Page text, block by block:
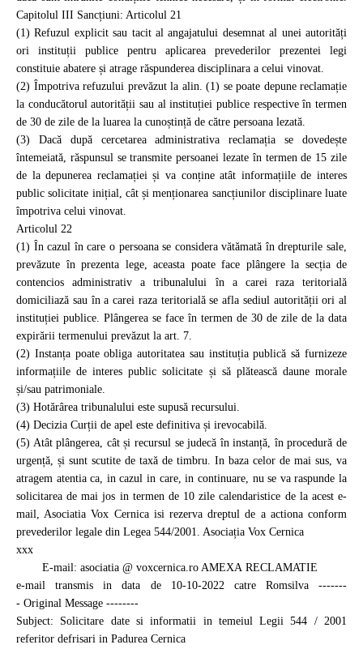
Capitolul III Sancțiuni: Articolul 21
(1) Refuzul explicit sau tacit al angajatului desemnat al unei autorități
ori instituții publice pentru aplicarea prevederilor prezentei legi
constituie abatere și atrage răspunderea disciplinara a celui vinovat.
(2) Împotriva refuzului prevăzut la alin. (1) se poate depune reclamație
la conducătorul autorității sau al instituției publice respective în termen
de 30 de zile de la luarea la cunoștință de către persoana lezată.
(3) Dacă după cercetarea administrativa reclamația se dovedește
întemeiată, răspunsul se transmite persoanei lezate în termen de 15 zile
de la depunerea reclamației și va conține atât informațiile de interes
public solicitate inițial, cât și menționarea sancțiunilor disciplinare luate
împotriva celui vinovat.
Articolul 22
(1) În cazul în care o persoana se considera vătămată în drepturile sale,
prevăzute în prezenta lege, aceasta poate face plângere la secția de
contencios administrativ a tribunalului în a carei raza teritorială
domiciliază sau în a carei raza teritorială se afla sediul autorității ori al
instituției publice. Plângerea se face în termen de 30 de zile de la data
expirării termenului prevăzut la art. 7.
(2) Instanța poate obliga autoritatea sau instituția publică să furnizeze
informațiile de interes public solicitate și să plătească daune morale
și/sau patrimoniale.
(3) Hotărârea tribunalului este supusă recursului.
(4) Decizia Curții de apel este definitiva și irevocabilă.
(5) Atât plângerea, cât și recursul se judecă în instanță, în procedură de
urgență, și sunt scutite de taxă de timbru. In baza celor de mai sus, va
atragem atentia ca, in cazul in care, in continuare, nu se va raspunde la
solicitarea de mai jos in termen de 10 zile calendaristice de la acest e-
mail, Asociatia Vox Cernica isi rezerva dreptul de a actiona conform
prevederilor legale din Legea 544/2001. Asociația Vox Cernica
xxx
E-mail: asociatia @ voxcernica.ro AMEXA RECLAMATIE
e-mail transmis in data de 10-10-2022 catre Romsilva -------
- Original Message --------
Subject: Solicitare date si informatii in temeiul Legii 544 / 2001
referitor defrisari in Padurea Cernica